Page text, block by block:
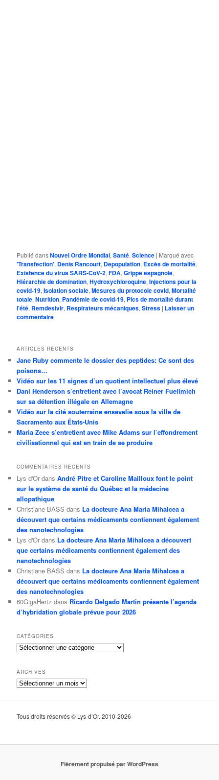
Publié dansNouvel Ordre Mondial,Santé,Science | Marqué avec
'Transfection', Denis Rancourt, Depopulation, Excès de mortalité,
Existence du virus SARS-CoV-2,FDA,Grippe espagnole,
Hiérarchie de domination,Hydroxychloroquine,Injections pour la
covid-19,Isolation sociale,Mesures du protocole covid,Mortalité
totale,Nutrition, Pandémie de covid-19, Pics de mortalité durant
l'été, Remdesivir, Respirateurs mécaniques,Stress | Laisser un
commentaire
ARTICLES RÉCENTS
Jane Ruby commente le dossier des peptides: Ce sont des
poisons…
Vidéo sur les 11 signes d’un quotient intellectuel plus élevé
Dani Henderson s’entretient avec l’avocat Reiner Fuellmich
sur sa détention illégale en Allemagne
Vidéo sur la cité souterraine ensevelie sous la ville de
Sacramento aux États-Unis
Maria Zeee s’entretient avec Mike Adams sur l’effondrement
civilisationnel qui est en train de se produire
COMMENTAIRES RÉCENTS
Lys d'Or dansAndré Pitre et Caroline Mailloux font le point
sur le système de santé du Québec et la médecine
allopathique
Christiane BASS dans La docteure Ana Maria Mihalcea a
découvert que certains médicaments contiennent également
des nanotechnologies
Lys d'Or dans La docteure Ana Maria Mihalcea a découvert
que certains médicaments contiennent également des
nanotechnologies
Christiane BASS dans La docteure Ana Maria Mihalcea a
découvert que certains médicaments contiennent également
des nanotechnologies
60GigaHertz dans Ricardo Delgado Martin présente l’agenda
d’hybridation globale prévue pour 2026
CATÉGORIES
Catégories
ARCHIVES
Archives
Tous droits réservés © Lys-d’Or. 2010-2026
Fièrement propulsé par WordPress